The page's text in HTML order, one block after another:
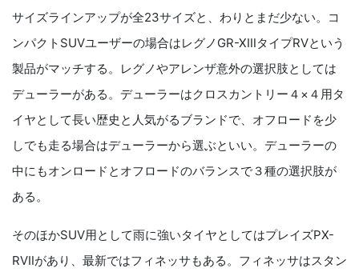
サイズラインアップが全23サイズと、わりとまだ少ない。コ
ンパクトSUVユーザーの場合はレグノGR-XⅢタイプRVという
製品がマッチする。レグノやアレンザ意外の選択肢としては
デューラーがある。デューラーはクロスカントリー４×４用タ
イヤとして長い歴史と人気がるブランドで、オフロードを少
しでも走る場合はデューラーから選ぶといい。デューラーの
中にもオンロードとオフロードのバランスで３種の選択肢が
ある。
そのほかSUV用として雨に強いタイヤとしてはプレイズPX-
RVⅡがあり、最新ではフィネッサもある。フィネッサはスタン